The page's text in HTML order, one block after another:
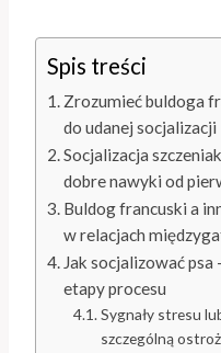
Spis treści
Zrozumieć buldoga
do udanej socjalizacji
Socjalizacja
dobre nawyki od
Buldog francuski a
w relacjach
Jak socjalizować
etapy procesu
Sygnały stresu
szczególną